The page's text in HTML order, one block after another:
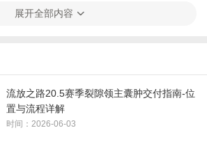
展开全部内容
流放之路20.5赛季裂隙领主囊肿交付指南-位
置与流程详解
时间：2026-06-03